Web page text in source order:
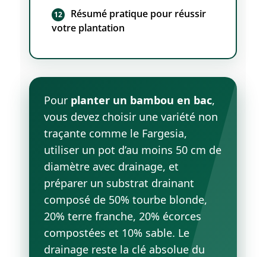
Résumé pratique pour réussir
votre plantation
Pour planter un bambou en bac,
vous devez choisir une variété non
traçante comme le Fargesia,
utiliser un pot d’au moins 50 cm de
diamètre avec drainage, et
préparer un substrat drainant
composé de 50% tourbe blonde,
20% terre franche, 20% écorces
compostées et 10% sable. Le
drainage reste la clé absolue du